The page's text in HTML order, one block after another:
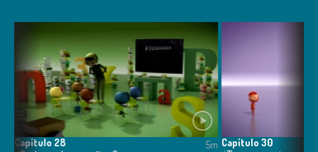
Capítulo 28 5m Capítulo 30